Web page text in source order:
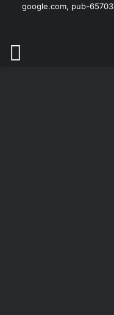
google.com, pub-